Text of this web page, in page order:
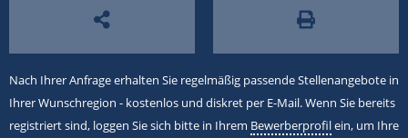
Nach Ihrer Anfrage erhalten Sie regelmäßig passende Stellenangebote in
Ihrer Wunschregion - kostenlos und diskret per E-Mail. Wenn Sie bereits
registriert sind, loggen Sie sich bitte in Ihrem Bewerberprofilein, um Ihre